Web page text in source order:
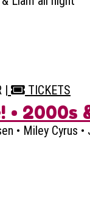
| TICKETS
• 2000s
• Miley Cyrus